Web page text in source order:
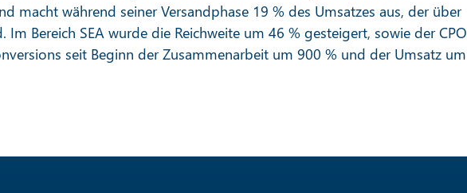
macht während seiner Versandphase 19 % des Umsatzes aus, der über
Im Bereich SEA wurde die Reichweite um 46 % gesteigert, sowie der CPO
seit Beginn der Zusammenarbeit um 900 % und der Umsatz um